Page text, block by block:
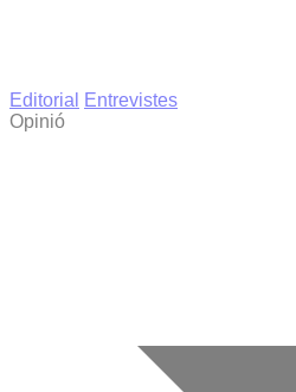
Editorial
Entrevistes
Opinió